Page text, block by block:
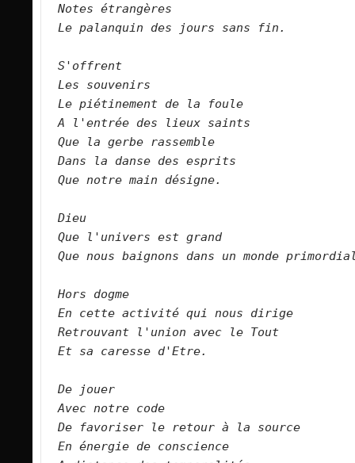
Notes étrangères
Le palanquin des jours sans fin.
S'offrent
Les souvenirs
Le piétinement de la foule
A l'entrée des lieux saints
Que la gerbe rassemble
Dans la danse des esprits
Que notre main désigne.
Dieu
Que l'univers est grand
Que nous baignons dans un monde
Hors dogme
En cette activité qui nous dirige
Retrouvant l'union avec le Tout
Et sa caresse d'Etre.
De jouer
Avec notre code
De favoriser le retour à la source
En énergie de conscience